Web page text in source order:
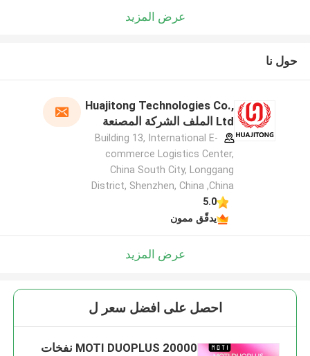
عرض المزيد
حول نا
Huajitong Technologies Co.,
Ltd الملف الشركة المصنعة
Building 13, International E-
commerce Logistics Center,
China South City, Longgang
District, Shenzhen, China ,China
5.0
يدقّق ممون
عرض المزيد
احصل على افضل سعر ل
MOTI DUOPLUS 20000 نفخات